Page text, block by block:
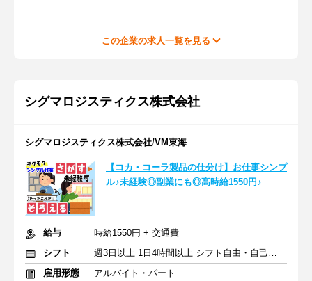
この企業の求人一覧を見る
シグマロジスティクス株式会社
シグマロジスティクス株式会社/VM東海
【コカ・コーラ製品の仕分け】お仕事シンプ
ル♪未経験◎副業にも◎高時給1550円♪
給与
時給1550円 + 交通費
シフト
週3日以上 1日4時間以上 シフト自由・自己申告
雇用形態
アルバイト・パート